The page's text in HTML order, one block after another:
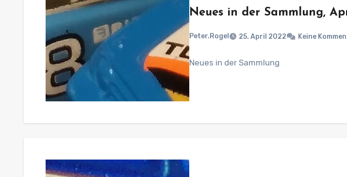
Neues in der Sammlung,
Peter.Rogel 25. April 2022 Keine
Neues in der Sammlung